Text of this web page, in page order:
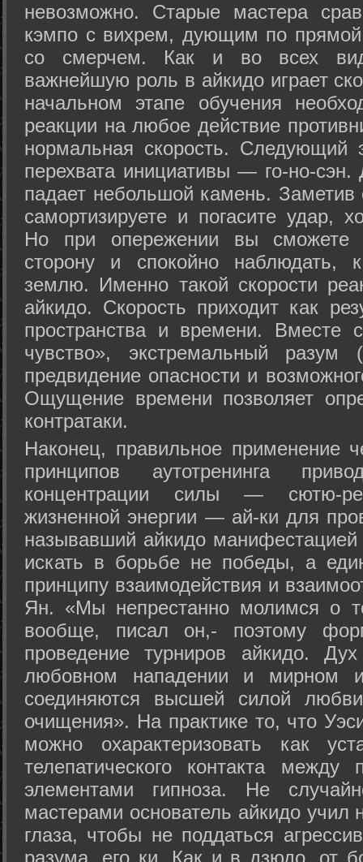
невозможно. Старые мастера
кэмпо с вихрем, дующим по
со смерчем. Как и во всех
важнейшую роль в айкидо играет
начальном этапе обучения
реакции на любое действие
нормальная скорость.
перехвата инициативы — го-но-
падает небольшой камень.
самортизируете и погасите удар,
Но при опережении вы сможете
сторону и спокойно наблюдать,
землю. Именно такой скорости
айкидо. Скорость приходит как
пространства и времени. Вместе
чувство», экстремальный разум
предвидение опасности и
Ощущение времени позволяет
контратаки.
Наконец, правильное применение
принципов аутотренинга
концентрации силы — сютю-
жизненной энергии — ай-ки для
называвший айкидо
искать в борьбе не победы, а
принципу взаимодействия и
Ян. «Мы непрестанно молимся о
вообще, писал он,- поэтому
проведение турниров айкидо.
любовном нападении и мирном
соединяются высшей силой
очищения». На практике то, что
можно охарактеризовать как
телепатического контакта между
элементами гипноза. Не
мастерами основатель айкидо учил
глаза, чтобы не поддаться
разума, его ки. Как и в дзюдо, от